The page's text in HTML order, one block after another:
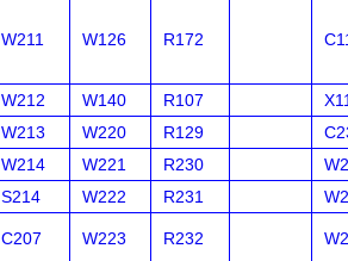
W211 W126 R172
W212 W140 R107
W213 W220 R129
W214 W221 R230
S214 W222 R231
C207 W223 R232